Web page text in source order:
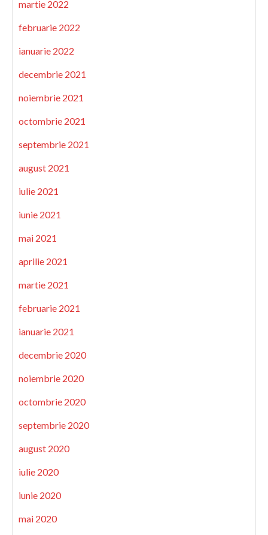
martie 2022
februarie 2022
ianuarie 2022
decembrie 2021
noiembrie 2021
octombrie 2021
septembrie 2021
august 2021
iulie 2021
iunie 2021
mai 2021
aprilie 2021
martie 2021
februarie 2021
ianuarie 2021
decembrie 2020
noiembrie 2020
octombrie 2020
septembrie 2020
august 2020
iulie 2020
iunie 2020
mai 2020